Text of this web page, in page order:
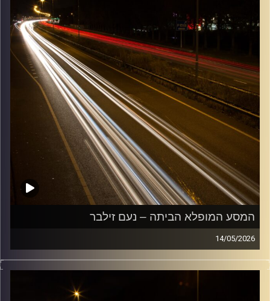
המסע המופלא הביתה – נעם זילבר
14/05/2026
מוזיקה שתלווה אותנו אחרי יום עבודה ארוך ותחזיר אותנו
הביתה בשלום עם נעם זילבר